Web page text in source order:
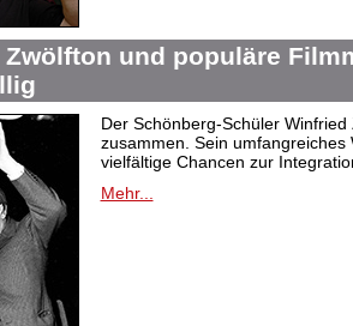
und populäre
Der Schönberg-Schüler
zusammen. Sein
vielfältige Chancen zur
Mehr...